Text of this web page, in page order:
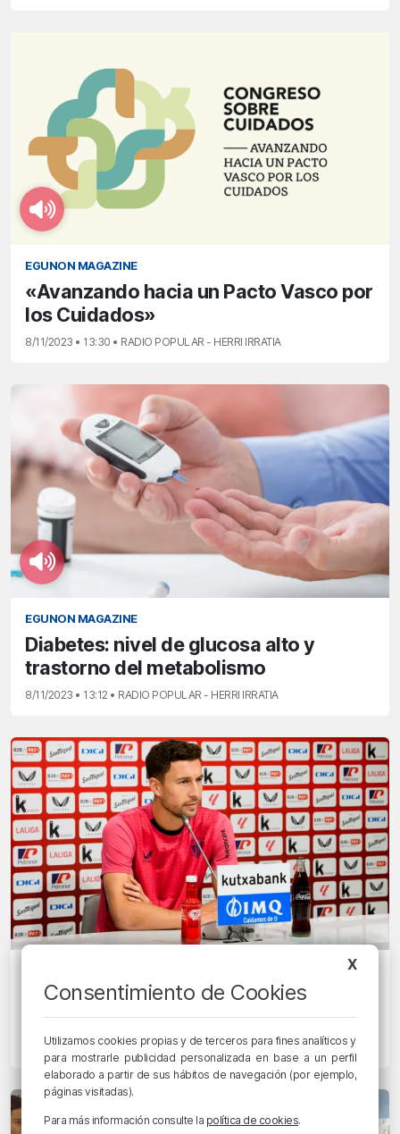
EGUNON MAGAZINE
«Avanzando hacia un Pacto Vasco por
los Cuidados»
8/11/2023 • 13:30 • RADIO POPULAR - HERRI IRRATIA
EGUNON MAGAZINE
Diabetes: nivel de glucosa alto y
trastorno del metabolismo
8/11/2023 • 13:12 • RADIO POPULAR - HERRI IRRATIA
De Marcos: «Igualar a Andoni Iraola es
un orgullo»
8/11/2023 • 12:36 • RADIO POPULAR - HERRI IRRATIA
X
Consentimiento de Cookies
Utilizamos cookies propias y de terceros para fines analíticos y
para mostrarle publicidad personalizada en base a un perfil
elaborado a partir de sus hábitos de navegación (por ejemplo,
páginas visitadas).
Para más información consulte la política de cookies.